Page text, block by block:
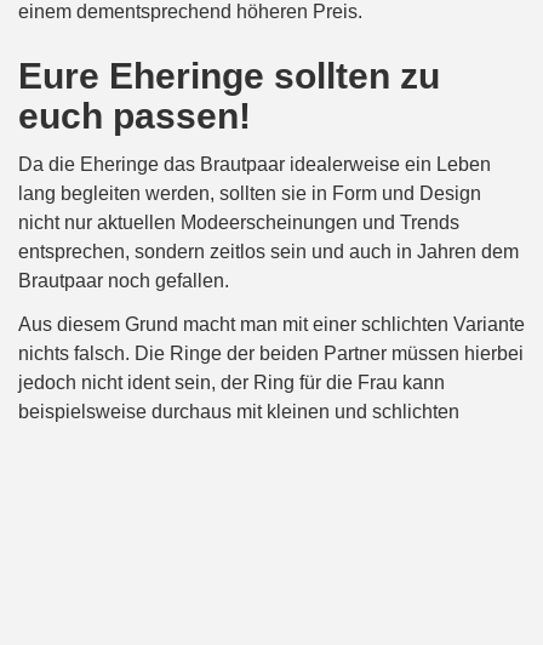
einem dementsprechend höheren Preis.
Eure Eheringe sollten zu
euch passen!
Da die Eheringe das Brautpaar idealerweise ein Leben
lang begleiten werden, sollten sie in Form und Design
nicht nur aktuellen Modeerscheinungen und Trends
entsprechen, sondern zeitlos sein und auch in Jahren dem
Brautpaar noch gefallen.
Aus diesem Grund macht man mit einer schlichten Variante
nichts falsch. Die Ringe der beiden Partner müssen hierbei
jedoch nicht ident sein, der Ring für die Frau kann
beispielsweise durchaus mit kleinen und schlichten